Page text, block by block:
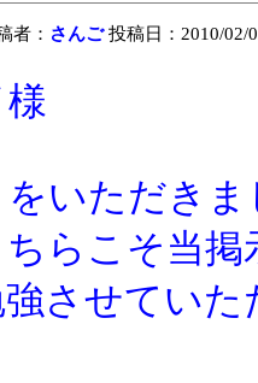
者： さんご投稿日：2010/02/
をいただき
ちらこそ当
させてい